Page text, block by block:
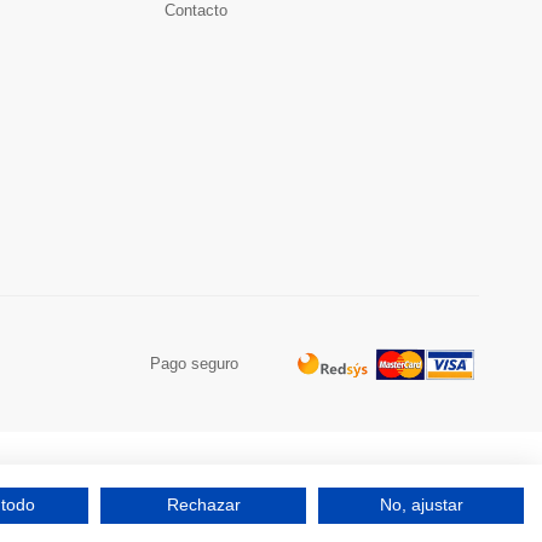
Contacto
Pago seguro
Rechazar No, ajustar